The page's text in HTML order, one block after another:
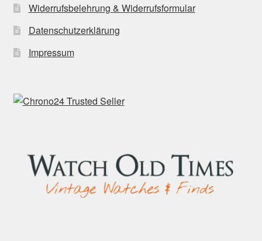
Widerrufsbelehrung & Widerrufsformular
Datenschutzerklärung
Impressum